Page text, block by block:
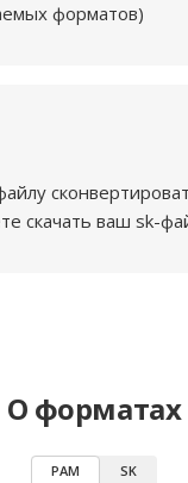
форматов)
скачать ваш sk-
О форматах
PAM SK